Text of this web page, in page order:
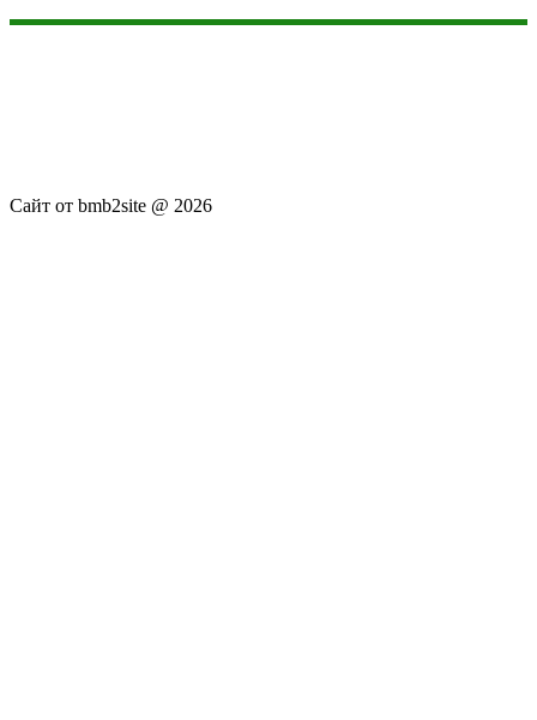
Сайт от bmb2site @ 2026